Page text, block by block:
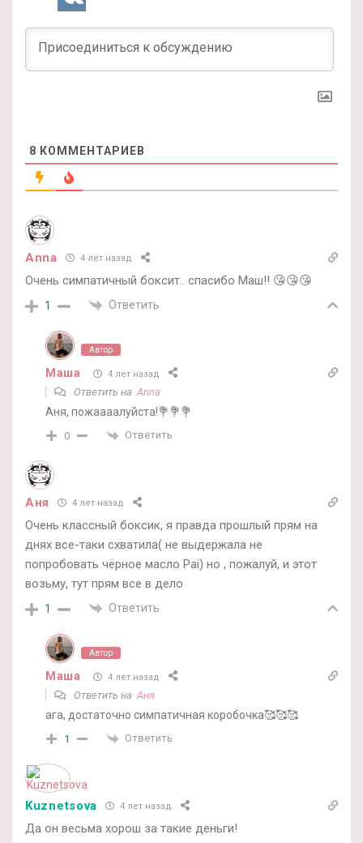
8 КОММЕНТАРИЕВ
Anna 4 лет назад
Очень симпатичный боксит.. спасибо Маш!! 😘😘😘
1 Ответить
Автор
Маша 4 лет назад
Ответить наAnna
Аня, пожаааалуйста!💐💐💐
0 Ответить
Аня 4 лет назад
Очень классный боксик, я правда прошлый прям на
днях все-таки схватила( не выдержала не
попробовать чёрное масло Pai) но , пожалуй, и этот
возьму, тут прям все в дело
1 Ответить
Автор
Маша 4 лет назад
Ответить наАня
ага, достаточно симпатичная коробочка🥰🥰🥰
1 Ответить
Kuznetsova 4 лет назад
Да он весьма хорош за такие деньги!